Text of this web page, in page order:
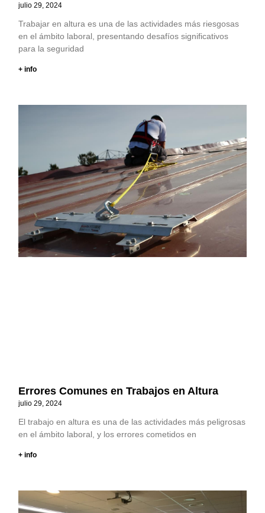
julio 29, 2024
Trabajar en altura es una de las actividades más riesgosas
en el ámbito laboral, presentando desafíos significativos
para la seguridad
+ info
Errores Comunes en Trabajos en Altura
julio 29, 2024
El trabajo en altura es una de las actividades más peligrosas
en el ámbito laboral, y los errores cometidos en
+ info